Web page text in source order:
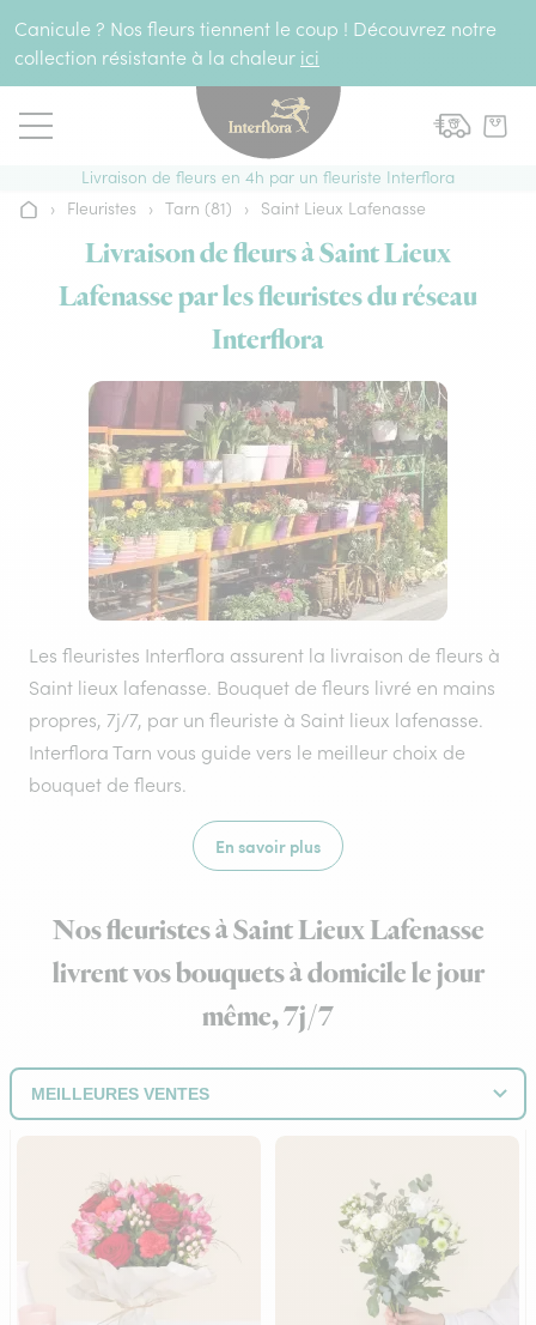
Canicule ? Nos fleurs tiennent le coup ! Découvrez notre
collection résistante à la chaleur ici
Livraison de fleurs en 4h par un fleuriste Interflora
Accueil
› Fleuristes › Tarn (81) › Saint Lieux Lafenasse
Livraison de fleurs à Saint Lieux
Lafenasse par les fleuristes du réseau
Interflora
Les fleuristes Interflora assurent la livraison de fleurs à
Saint lieux lafenasse. Bouquet de fleurs livré en mains
propres, 7j/7, par un fleuriste à Saint lieux lafenasse.
Interflora Tarn vous guide vers le meilleur choix de
bouquet de fleurs.
En savoir plus
Nos fleuristes à Saint Lieux Lafenasse
livrent vos bouquets à domicile le jour
même, 7j/7